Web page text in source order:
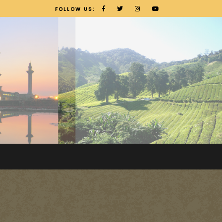
FOLLOW US: